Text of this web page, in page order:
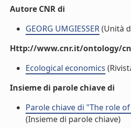
Autore CNR di
GEORG UMGIESSER(Unità
Http://www.cnr.it/ontology/
Ecological economics
Insieme di parole chiave di
Parole chiave di "The role
(Insieme di parole chiave)